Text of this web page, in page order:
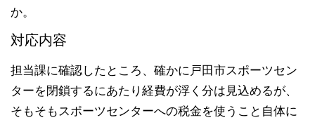
か。
対応内容
担当課に確認したところ、確かに戸田市スポーツセン
ターを閉鎖するにあたり経費が浮く分は見込めるが、
そもそもスポーツセンターへの税金を使うこと自体に